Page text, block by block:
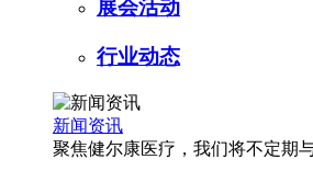
展会活动
行业动态
新闻资讯
聚焦健尔康医疗，我们将不定期